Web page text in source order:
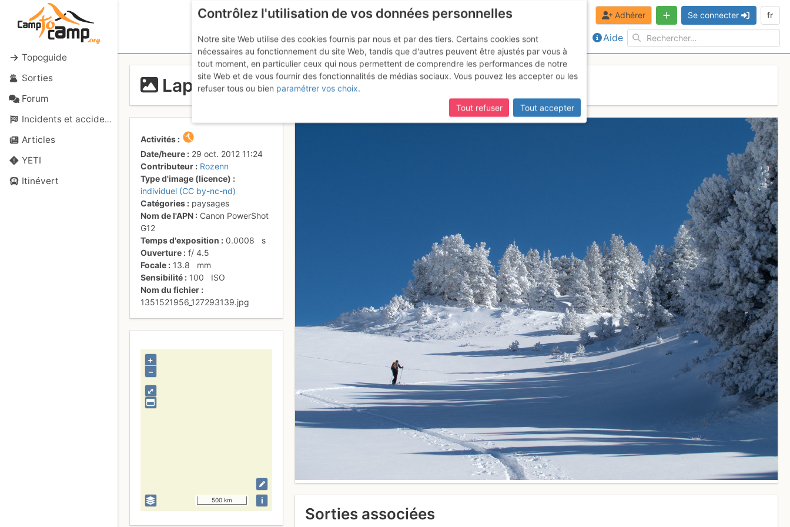
Topoguide
Sorties
Forum
Incidents et accidents
Articles
YETI
Itinévert
Aide
Adhérer Se connecter fr
Laponie
Activités
Date/heure
29 oct. 2012 11:24
Contributeur
Rozenn
Type d'image (licence)
individuel (CC by-nc-nd)
Catégories
paysages
Nom de l'APN
Canon PowerShot
G12
Temps d'exposition
0.0008
s
Ouverture
f/4.5
Focale
13.8
mm
Sensibilité
100
ISO
Nom du fichier
1351521956_127293139.jpg
⤢
+
–
500 km i
Sorties associées
Contrôlez l'utilisation de vos données personnelles
Notre site Web utilise des cookies fournis par nous et par des tiers. Certains cookies sont
nécessaires au fonctionnement du site Web, tandis que d'autres peuvent être ajustés par vous à
tout moment, en particulier ceux qui nous permettent de comprendre les performances de notre
site Web et de vous fournir des fonctionnalités de médias sociaux. Vous pouvez les accepter ou les
refuser tous ou bien paramétrer vos choix.
Tout refuser
Tout accepter